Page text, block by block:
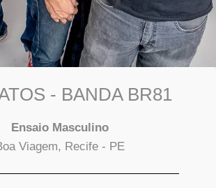
- BANDA BR81
Ensaio Masculino
Viagem, Recife - PE